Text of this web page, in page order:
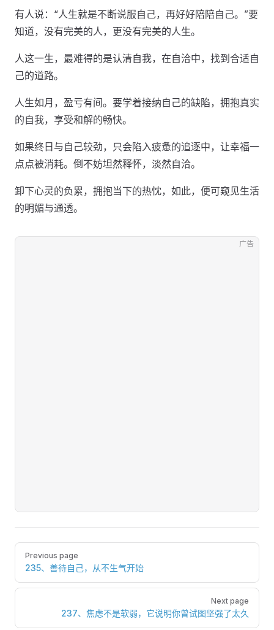
有人说：“人生就是不断说服自己，再好好陪陪自己。”要
知道，没有完美的人，更没有完美的人生。
人这一生，最难得的是认清自我，在自洽中，找到合适自
己的道路。
人生如月，盈亏有间。要学着接纳自己的缺陷，拥抱真实
的自我，享受和解的畅快。
如果终日与自己较劲，只会陷入疲惫的追逐中，让幸福一
点点被消耗。倒不妨坦然释怀，淡然自洽。
卸下心灵的负累，拥抱当下的热忱，如此，便可窥见生活
的明媚与通透。
广告
Pager
Previous page
235、善待自己，从不生气开始
Next page
237、焦虑不是软弱，它说明你曾试图坚强了太久